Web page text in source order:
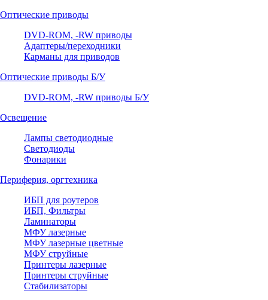
Оптические приводы
DVD-ROM, -RW приводы
Адаптеры/переходники
Карманы для приводов
Оптические приводы Б/У
DVD-ROM, -RW приводы Б/У
Освещение
Лампы светодиодные
Светодиоды
Фонарики
Периферия, оргтехника
ИБП для роутеров
ИБП, Фильтры
Ламинаторы
МФУ лазерные
МФУ лазерные цветные
МФУ струйные
Принтеры лазерные
Принтеры струйные
Стабилизаторы